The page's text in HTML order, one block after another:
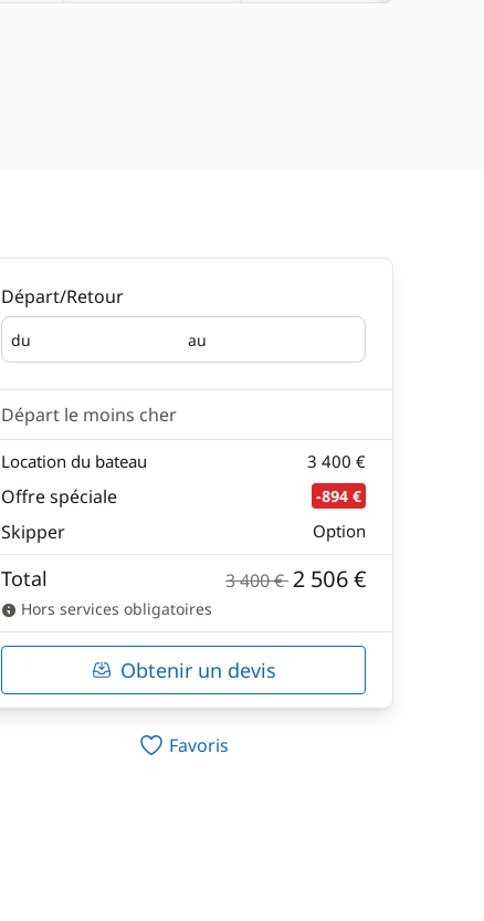
Départ/Retour
du
Départ au
Retour
Départ le moins cher
Location du bateau 3 400 €
Offre spéciale -894 €
Skipper Option
Total 3 400 €2 506 €
Hors services obligatoires
Obtenir un devis
Favoris